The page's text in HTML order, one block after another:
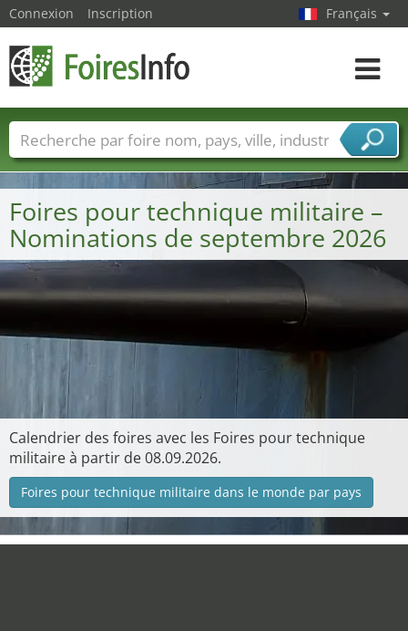
Foires pour technique militaire –
Nominations de septembre 2026
Calendrier des foires avec les Foires pour technique
militaire à partir de 08.09.2026.
Foires pour technique militaire dans le monde par pays
Connexion Inscription Français
Toggle
Foire noms Pays Villes
Secteurs de foire
Secteurs du fournisseur de services